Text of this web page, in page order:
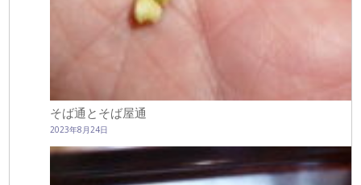
そば通とそば屋通
2023年8月24日